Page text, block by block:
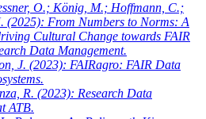
O.; König, M.; Hoffmann, C.;
(2025): From Numbers to Norms: A
Cultural Change towards FAIR
Data Management.
J. (2023): FAIRagro: FAIR Data
R. (2023): Research Data
ATB.